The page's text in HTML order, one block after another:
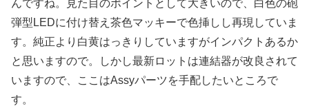
んですね。見た目のポイントとして大きいので、白色の砲
弾型LEDに付け替え茶色マッキーで色挿しし再現していま
す。純正より白黄はっきりしていますがインパクトあるか
と思いますので。しかし最新ロットは連結器が改良されて
いますので、ここはAssyパーツを手配したいところで
す。